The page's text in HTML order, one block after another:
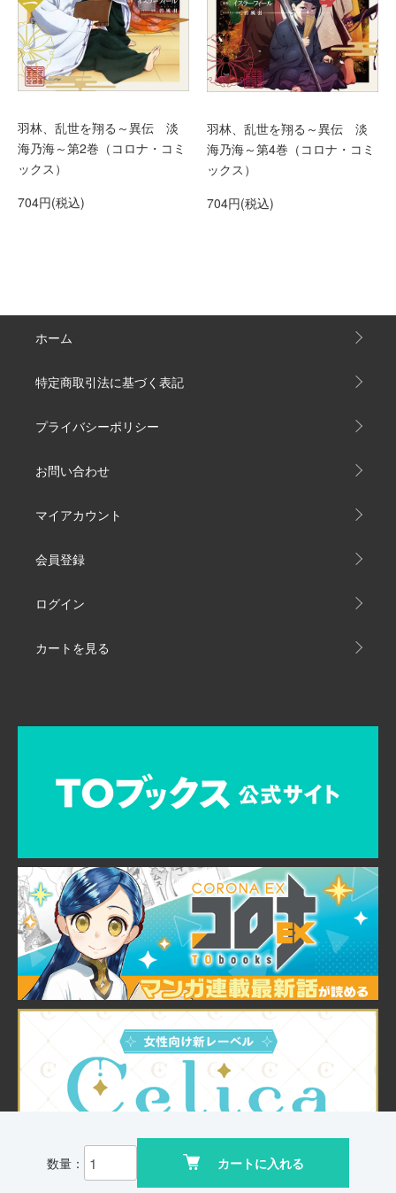
数量： カートに入れる
羽林、乱世を翔る～異伝 淡
海乃海～第2巻（コロナ・コミ
ックス）
704円(税込)
羽林、乱世を翔る～異伝 淡
海乃海～第4巻（コロナ・コミ
ックス）
704円(税込)
ホーム
特定商取引法に基づく表記
プライバシーポリシー
お問い合わせ
マイアカウント
会員登録
ログイン
カートを見る